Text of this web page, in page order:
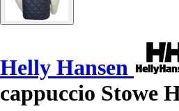
Helly Hansen
cappuccio Stowe